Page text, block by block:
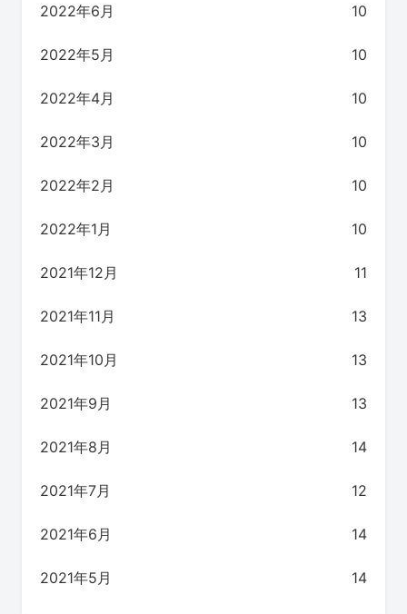
2022年6月 10
2022年5月 10
2022年4月 10
2022年3月 10
2022年2月 10
2022年1月 10
2021年12月 11
2021年11月 13
2021年10月 13
2021年9月 13
2021年8月 14
2021年7月 12
2021年6月 14
2021年5月 14